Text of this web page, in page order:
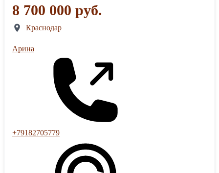
8 700 000 руб.
Краснодар
Арина
+79182705779